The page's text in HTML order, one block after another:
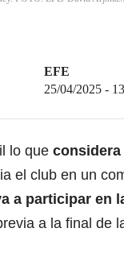
EFE
25/04/2025 -
lo que considera
el club en un
a participar en
a la final de